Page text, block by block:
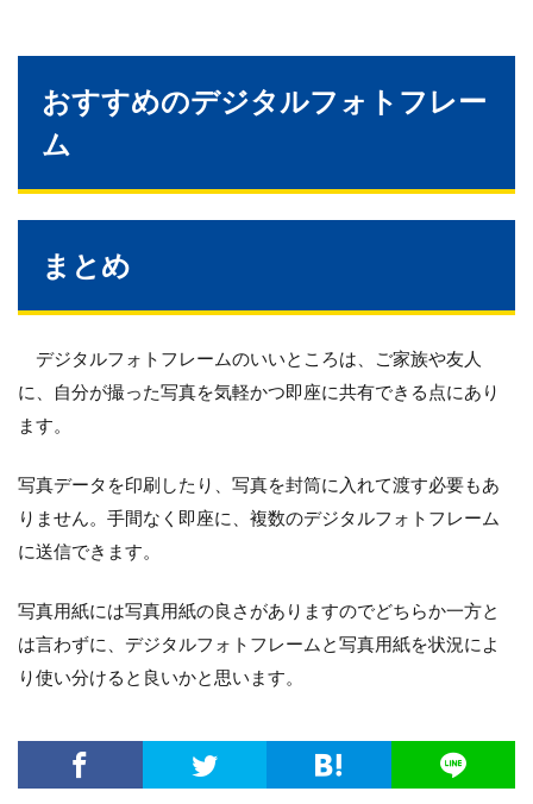
おすすめのデジタルフォトフレー
ム
まとめ
デジタルフォトフレームのいいところは、ご家族や友人
に、自分が撮った写真を気軽かつ即座に共有できる点にあり
ます。
写真データを印刷したり、写真を封筒に入れて渡す必要もあ
りません。手間なく即座に、複数のデジタルフォトフレーム
に送信できます。
写真用紙には写真用紙の良さがありますのでどちらか一方と
は言わずに、デジタルフォトフレームと写真用紙を状況によ
り使い分けると良いかと思います。